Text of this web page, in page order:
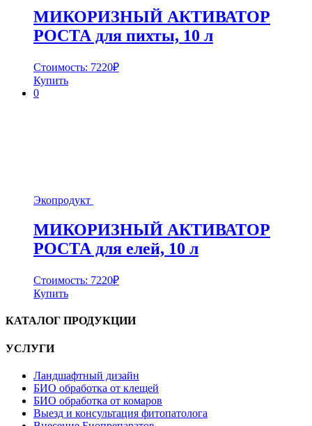
МИКОРИЗНЫЙ АКТИВАТОР
РОСТА для пихты, 10 л
Стоимость: 7220₽
Купить
0
Экопродукт
МИКОРИЗНЫЙ АКТИВАТОР
РОСТА для елей, 10 л
Стоимость: 7220₽
Купить
КАТАЛОГ ПРОДУКЦИИ
УСЛУГИ
Ландшафтный дизайн
БИО обработка от клещей
БИО обработка от комаров
Выезд и консультация фитопатолога